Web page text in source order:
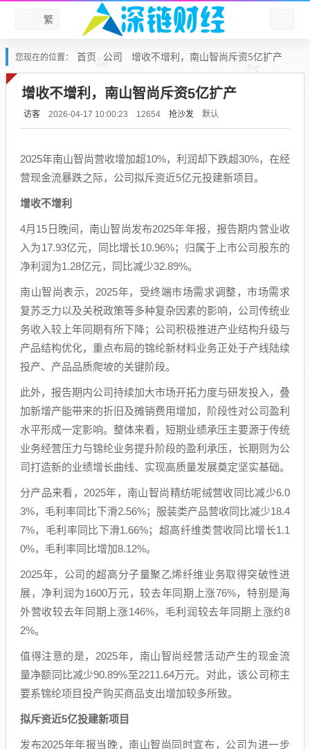
繁
您现在的位置： 首页 公司 增收不增利，南山智尚斥资5亿扩产
增收不增利，南山智尚斥资5亿扩产
访客 2026-04-17 10:00:23 12654 抢沙发 默认
2025年南山智尚营收增加超10%，利润却下跌超30%，在经
营现金流暴跌之际，公司拟斥资近5亿元投建新项目。
增收不增利
4月15日晚间，南山智尚发布2025年年报，报告期内营业收
入为17.93亿元，同比增长10.96%；归属于上市公司股东的
净利润为1.28亿元，同比减少32.89%。
南山智尚表示，2025年，受终端市场需求调整，市场需求
复苏乏力以及关税政策等多种复杂因素的影响，公司传统业
务收入较上年同期有所下降；公司积极推进产业结构升级与
产品结构优化，重点布局的锦纶新材料业务正处于产线陆续
投产、产品品质爬坡的关键阶段。
此外，报告期内公司持续加大市场开拓力度与研发投入，叠
加新增产能带来的折旧及摊销费用增加，阶段性对公司盈利
水平形成一定影响。整体来看，短期业绩承压主要源于传统
业务经营压力与锦纶业务提升阶段的盈利承压，长期则为公
司打造新的业绩增长曲线、实现高质量发展奠定坚实基础。
分产品来看，2025年，南山智尚精纺呢绒营收同比减少6.0
3%，毛利率同比下滑2.56%；服装类产品营收同比减少18.4
7%，毛利率同比下滑1.66%；超高纤维类营收同比增长1.1
0%，毛利率同比增加8.12%。
2025年，公司的超高分子量聚乙烯纤维业务取得突破性进
展，净利润为1600万元，较去年同期上涨76%，特别是海
外营收较去年同期上涨146%，毛利润较去年同期上涨约8
2%。
值得注意的是，2025年，南山智尚经营活动产生的现金流
量净额同比减少90.89%至2211.64万元。对此，该公司称主
要系锦纶项目投产购买商品支出增加较多所致。
拟斥资近5亿投建新项目
发布2025年年报当晚，南山智尚同时宣布，公司为进一步